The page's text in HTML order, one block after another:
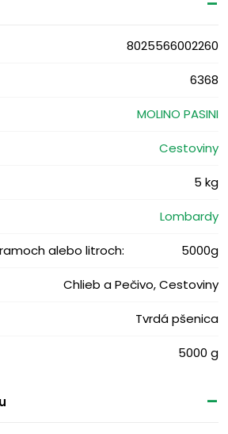
8025566002260
6368
MOLINO PASINI
Cestoviny
5 kg
Lombardy
alebo litroch: 5000g
Chlieb a Pečivo, Cestoviny
Tvrdá pšenica
5000 g